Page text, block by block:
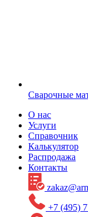
Сварочные
О нас
Услуги
Справочник
Калькулятор
Распродажа
Контакты
+7 (495)